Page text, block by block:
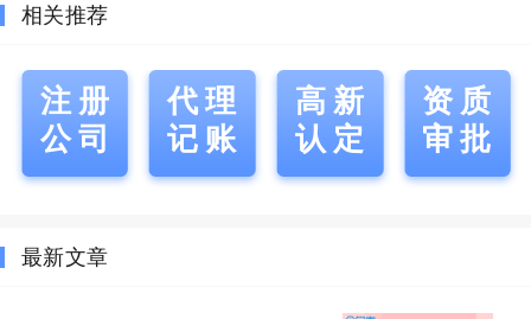
相关推荐
注册
公司
代理
记账
高新
认定
资质
审批
最新文章